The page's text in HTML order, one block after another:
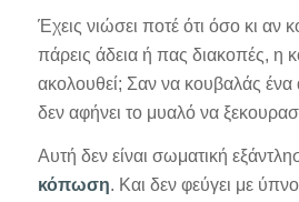
Έχεις νιώσει ποτέ ότι όσο κι αν
πάρεις άδεια ή πας διακοπές, η
ακολουθεί; Σαν να κουβαλάς
δεν αφήνει το μυαλό να
Αυτή δεν είναι σωματική
κόπωση. Και δεν φεύγει με